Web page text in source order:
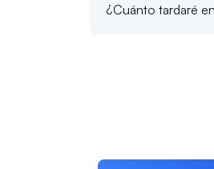
¿Cuánto tardaré